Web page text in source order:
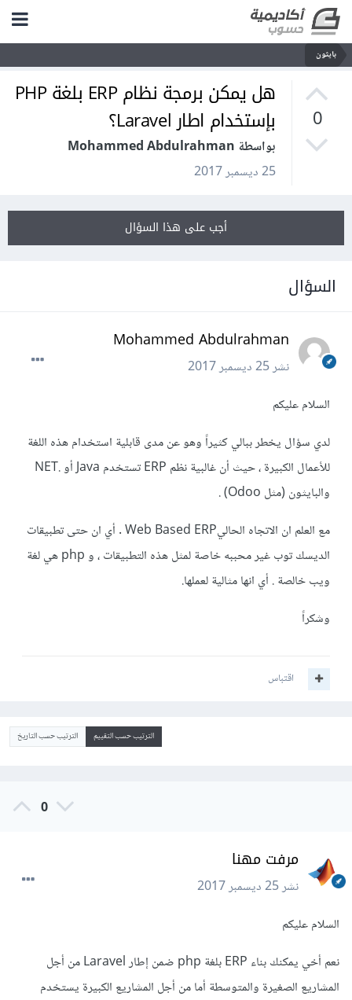
بايثون
0
هل يمكن برمجة نظام ERP بلغة PHP
بإستخدام اطار Laravel؟
بواسطة Mohammed Abdulrahman
25 ديسمبر 2017
أجب على هذا السؤال
السؤال
Mohammed Abdulrahman
نشر25 ديسمبر 2017
السلام عليكم
لدي سؤال يخطر ببالي كثيراً وهو عن مدى قابلية استخدام هذه اللغة
للأعمال الكبيرة ، حيث أن غالبية نظم ERP تستخدم Java أو .NET
والبايثون (مثل Odoo) .
مع العلم ان الاتجاه الحاليWeb Based ERP . أي ان حتى تطبيقات
الديسك توب غير محببه خاصة لمثل هذه التطبيقات ، و php هي لغة
ويب خالصة . أي انها مثالية لعملها.
وشكراً
اقتباس
الترتيب حسب التقييم الترتيب حسب التاريخ
0
مرفت مهنا
نشر25 ديسمبر 2017
السلام عليكم
نعم أخي يمكنك بناء ERP بلغة php ضمن إطار Laravel من أجل
المشاريع الصغيرة والمتوسطة أما من أجل المشاريع الكبيرة يستخدم